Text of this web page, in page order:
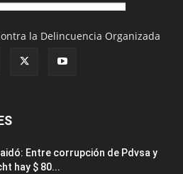
la Delincuencia Organizada
Entre corrupción de Pdvsa y
hay $ 80...